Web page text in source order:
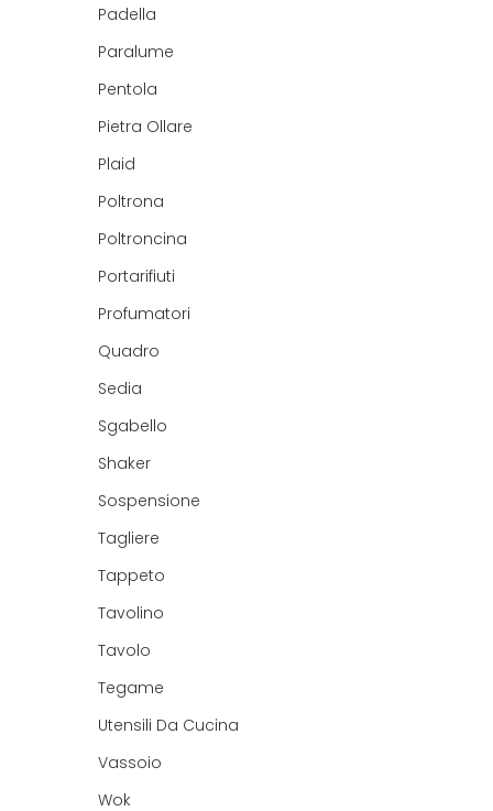
Padella
Paralume
Pentola
Pietra Ollare
Plaid
Poltrona
Poltroncina
Portarifiuti
Profumatori
Quadro
Sedia
Sgabello
Shaker
Sospensione
Tagliere
Tappeto
Tavolino
Tavolo
Tegame
Utensili Da Cucina
Vassoio
Wok